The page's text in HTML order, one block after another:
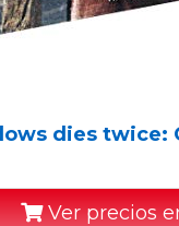
dies twice:
Ver precios